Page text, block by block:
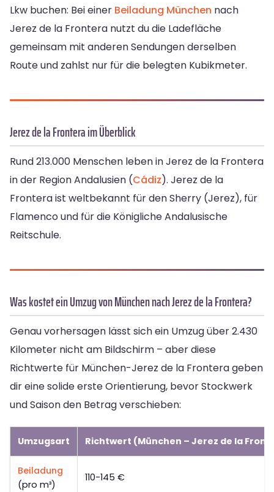
Lkw buchen: Bei einer Beiladung München nach
Jerez de la Frontera nutzt du die Ladefläche
gemeinsam mit anderen Sendungen derselben
Route und zahlst nur für die belegten Kubikmeter.
Jerez de la Frontera im Überblick
Rund 213.000 Menschen leben in Jerez de la Frontera
in der Region Andalusien (Cádiz). Jerez de la
Frontera ist weltbekannt für den Sherry (Jerez), für
Flamenco und für die Königliche Andalusische
Reitschule.
Was kostet ein Umzug von München nach Jerez de la Frontera?
Genau vorhersagen lässt sich ein Umzug über 2.430
Kilometer nicht am Bildschirm – aber diese
Richtwerte für München-Jerez de la Frontera geben
dir eine solide erste Orientierung, bevor Stockwerk
und Saison den Betrag verschieben:
Umzugsart Richtwert (München – Jerez de la
Beiladung
(pro m³)
110-145 €